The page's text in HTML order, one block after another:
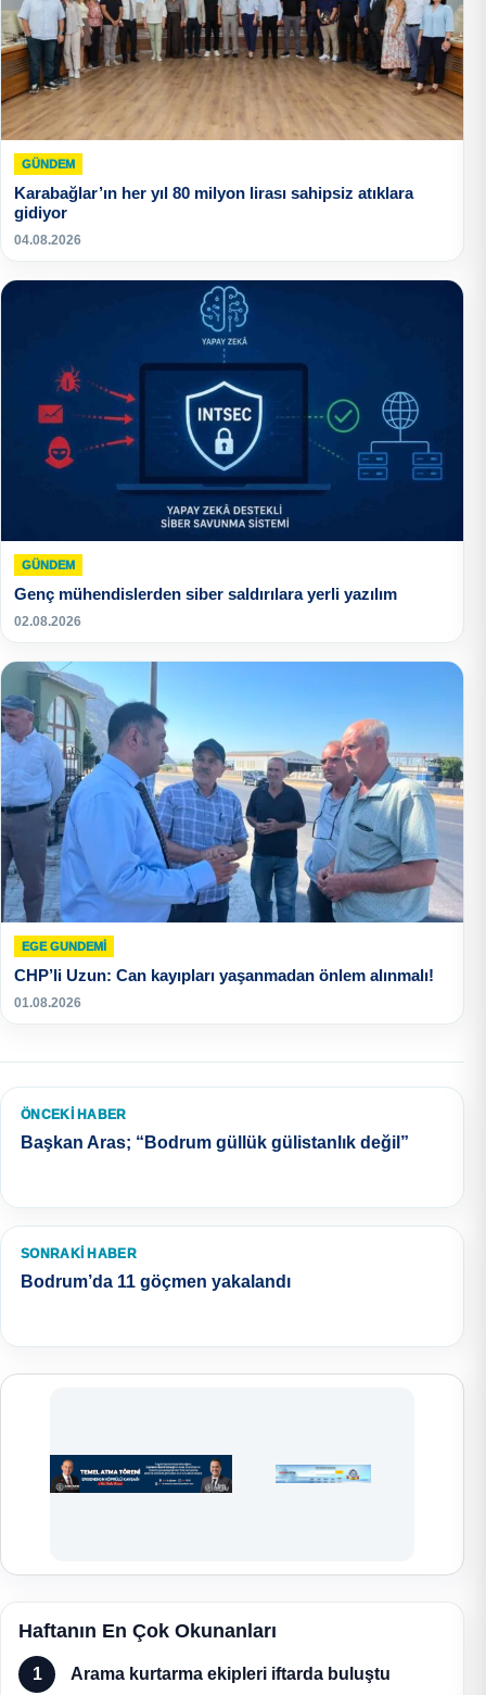
GÜNDEM
Karabağlar’ın her yıl 80 milyon lirası sahipsiz atıklara
gidiyor
04.08.2026
GÜNDEM
Genç mühendislerden siber saldırılara yerli yazılım
02.08.2026
EGE GUNDEMİ
CHP’li Uzun: Can kayıpları yaşanmadan önlem alınmalı!
01.08.2026
ÖNCEKI HABER
Başkan Aras; “Bodrum güllük gülistanlık değil”
SONRAKI HABER
Bodrum’da 11 göçmen yakalandı
Haftanın En Çok Okunanları
1 Arama kurtarma ekipleri iftarda buluştu